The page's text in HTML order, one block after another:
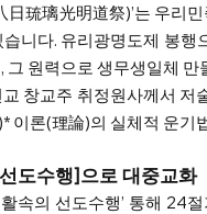
琉璃光明道祭)’는 우리
니다. 유리광명도제 봉행
원력으로 생무생일체
창교주 취정원사께서 저
이론(理論)의 실체적 운기
도수행]으로 대중교화
의 선도수행’ 통해 24